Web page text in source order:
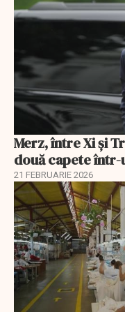
Merz, între Xi și
două capete
21 FEBRUARIE 2026